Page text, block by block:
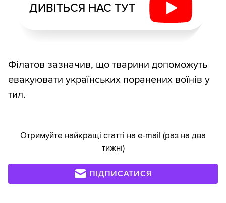
ДИВІТЬСЯ НАС ТУТ
Філатов зазначив, що тварини допоможуть
евакуювати українських поранених воїнів у
тил.
Отримуйте найкращі статті на e-mail (раз на два
тижні)
ПІДПИСАТИСЯ